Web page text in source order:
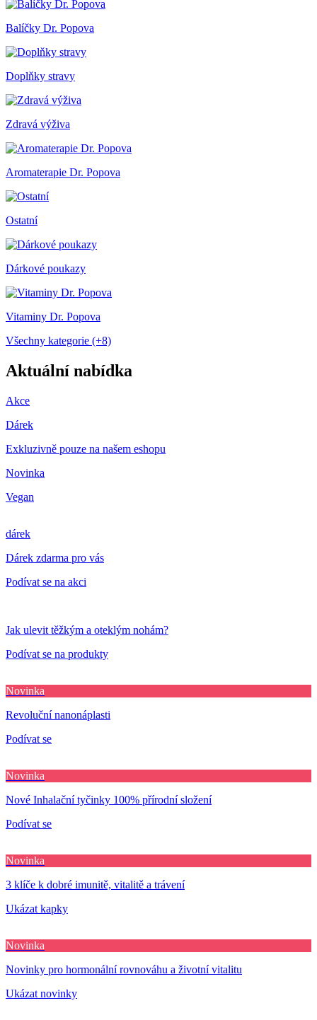
Balíčky Dr. Popova
Doplňky stravy
Zdravá výživa
Aromaterapie Dr. Popova
Ostatní
Dárkové poukazy
Vitaminy Dr. Popova
Všechny kategorie (+8)
Aktuální nabídka
Akce
Dárek
Exkluzivně pouze na našem eshopu
Novinka
Vegan
dárek
Dárek zdarma pro vás
Podívat se na akci
Jak ulevit těžkým a oteklým nohám?
Podívat se na produkty
Novinka
Revoluční nanonáplasti
Podívat se
Novinka
Nové Inhalační tyčinky 100% přírodní složení
Podívat se
Novinka
3 klíče k dobré imunitě, vitalitě a trávení
Ukázat kapky
Novinka
Novinky pro hormonální rovnováhu a životní vitalitu
Ukázat novinky